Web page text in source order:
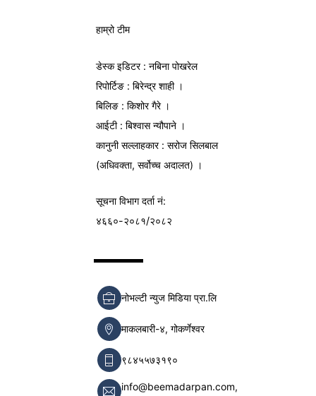
हाम्रो टीम
डेस्क इडिटर : नबिना पोखरेल
रिपोर्टिङ : बिरेन्द्र शाही ।
बिलिङ : किशोर गैरे ।
आईटी : बिश्वास न्यौपाने ।
कानुनी सल्लाहकार : सरोज सिलबाल
(अधिवक्ता, सर्वोच्च अदालत) ।
सूचना विभागदर्ता नं:
४६६०-२०८१/२०८२
नोभल्टी न्युज मिडिया प्रा.लि
माकलबारी-४, गोकर्णेश्वर
९८४५५७३१९०
info@beemadarpan.com,